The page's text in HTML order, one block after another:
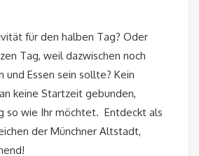
für den halben Tag? Oder
Tag, weil dazwischen noch
und Essen sein sollte? Kein
keine Startzeit gebunden,
so wie Ihr möchtet. Entdeckt als
der Münchner Altstadt,